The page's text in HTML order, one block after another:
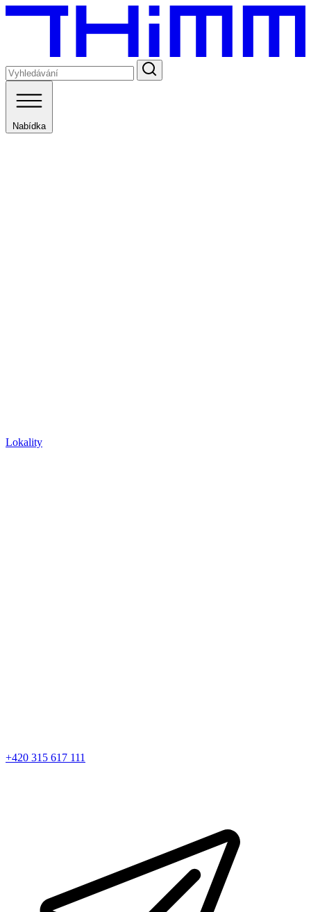
Nabídka
Lokality
+420 315 617 111